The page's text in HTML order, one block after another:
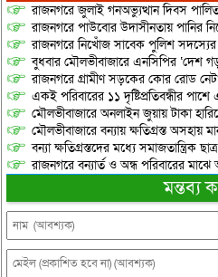
রাজনগরে জুলাই গনঅভ্যুত্থান দিবস
রাজনগরে পাউবোর উদাসীনতায় পানির
রাজনগরে নিখোঁজ সাবেক পুলিশ
বুধবার মৌলভীবাজারে এনসিপির ‘দেশ
রাজনগরে গ্রামীণ সড়কের কোর রোড
একই পরিবারের ১১ দৃষ্টিপ্রতিবন্ধীর
মৌলভীবাজারে অনলাইন জুয়ায় টাকা
মৌলভীবাজারে বন্যায় ক্ষতিগ্রস্ত অসহায়
বন্যা ক্ষতিগ্রস্তদের মধ্যে সমাজতান্ত্রিক
রাজনগরে বন্যার্ত ও অন্ধ পরিবারের
মন্তব্য